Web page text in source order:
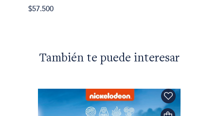
$57.500
También te puede interesar